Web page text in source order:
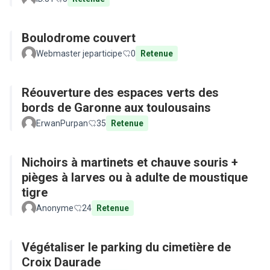
Boulodrome couvert
Webmaster jeparticipe 0 Retenue
Réouverture des espaces verts des
bords de Garonne aux toulousains
ErwanPurpan 35 Retenue
Nichoirs à martinets et chauve souris +
pièges à larves ou à adulte de moustique
tigre
Anonyme 24 Retenue
Végétaliser le parking du cimetière de
Croix Daurade